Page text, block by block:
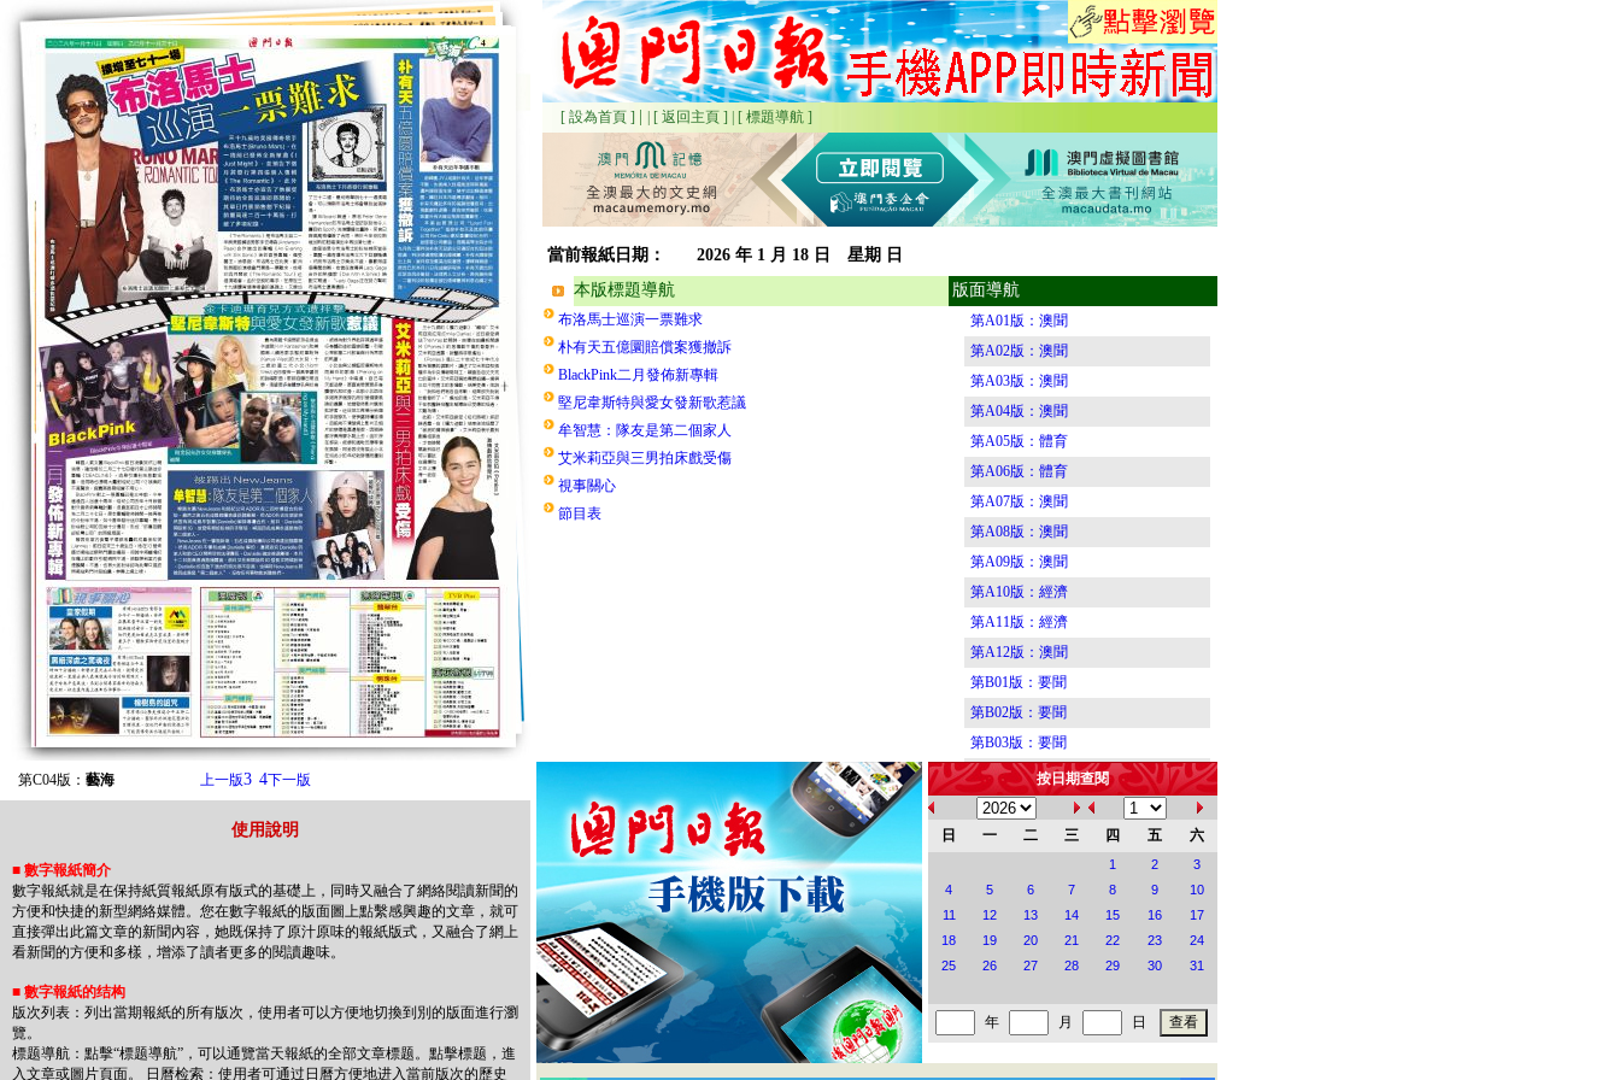
使用說明
■ 數字報紙簡介
數字報紙就是在保持紙質報紙原有版式的基礎上，同時又融合了網絡閱讀新聞的
方便和快捷的新型網絡媒體。您在數字報紙的版面圖上點繫感興趣的文章，就可
直接彈出此篇文章的新聞內容，她既保持了原汁原味的報紙版式，又融合了網上
看新聞的方便和多樣，增添了讀者更多的閱讀趣味。
■ 數字報紙的结构
版次列表：列出當期報紙的所有版次，使用者可以方便地切換到別的版面進行瀏
覽。
標题導航：點擊“標题導航”，可以通覽當天報紙的全部文章標题。點擊標题，進
入文章或圖片頁面。 日曆检索：使用者可通过日曆方便地进入當前版次的歷史
[ 設為首頁 ] [ 返回主頁 ] [ 標題導航 ]
當前報紙日期： 2026 年 1 月 18 日 星期 日
本版標題導航
版面導航
布洛馬士巡演一票難求
朴有天五億圜賠償案獲撤訴
BlackPink二月發佈新專輯
堅尼韋斯特與愛女發新歌惹議
牟智慧：隊友是第二個家人
艾米莉亞與三男拍床戲受傷
視事關心
節目表
第A01版：澳聞
第A02版：澳聞
第A03版：澳聞
第A04版：澳聞
第A05版：體育
第A06版：體育
第A07版：澳聞
第A08版：澳聞
第A09版：澳聞
第A10版：經濟
第A11版：經濟
第A12版：澳聞
第B01版：要聞
第B02版：要聞
第B03版：要聞
第B04版：要聞
第B05版：要聞
第B06版：圖刋
第B08版：新園地
第C01版：藝海
第C04版：藝海
第C06版：閱讀時間
第C04版： 藝海 上一版3 4下一版 按日期查閱
日 一 二 三 四 五 六
1 2
3
4
5 6 7 8 9
10
11
12 13 14 15 16
17
18
19 20 21 22 23
24
25
26 27 28 29 30 31
年 月 日